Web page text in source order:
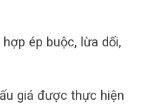
ép buộc, lừa dối,
giá được thực hiện